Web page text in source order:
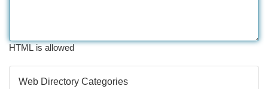
HTML is allowed
Web Directory Categories